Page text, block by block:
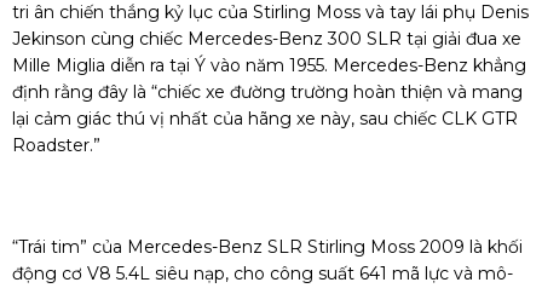
tri ân chiến thắng kỷ lục của Stirling Moss và tay lái phụ Denis
Jekinson cùng chiếc Mercedes-Benz 300 SLR tại giải đua xe
Mille Miglia diễn ra tại Ý vào năm 1955. Mercedes-Benz khẳng
định rằng đây là “chiếc xe đường trường hoàn thiện và mang
lại cảm giác thú vị nhất của hãng xe này, sau chiếc CLK GTR
Roadster.”
“Trái tim” của Mercedes-Benz SLR Stirling Moss 2009 là khối
động cơ V8 5.4L siêu nạp, cho công suất 641 mã lực và mô-